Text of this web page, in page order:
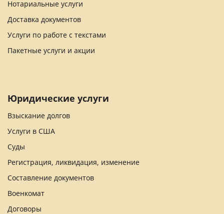
Нотариальные услуги
Доставка документов
Услуги по работе с текстами
Пакетные услуги и акции
Юридические услуги
Взыскание долгов
Услуги в США
Суды
Регистрация, ликвидация, изменение
Составление документов
Военкомат
Договоры